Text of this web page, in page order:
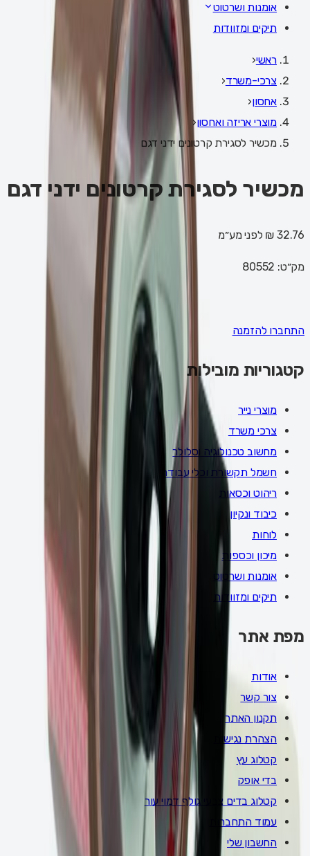
אומנות ושרטוט
תיקים ומזוודות
ראשי‹
צרכי-משרד‹
אחסון‹
מוצרי אריזה ואחסון‹
מכשיר לסגירת קרטונים ידני דגם
מכשיר לסגירת קרטונים ידני דגם
32.76 ₪ לפני מע״מ
מק״ט: 80552
התחברו להזמנה
קטגוריות מובילות
מוצרי נייר
צרכי משרד
מחשוב טכנולוגיה וסלולר
חשמל תקשורת וכלי עבודה
ריהוט וכסאות
כיבוד ונקיון
לוחות
מיכון וכספות
אומנות ושרטוט
תיקים ומזוודות
מפת אתר
אודות
צור קשר
תקנון האתר
הצהרת נגישות
קטלוג עץ
בדי אופק
קטלוג בדים צבעי גולף דמוי עור
עמוד התחברות
החשבון שלי